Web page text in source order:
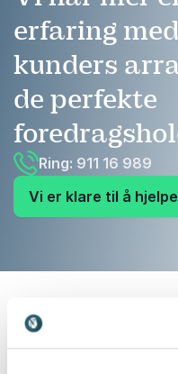
erfaring
kunders
de perfekte
Ring: 911 16 989
Vi er klare til å hjelpe